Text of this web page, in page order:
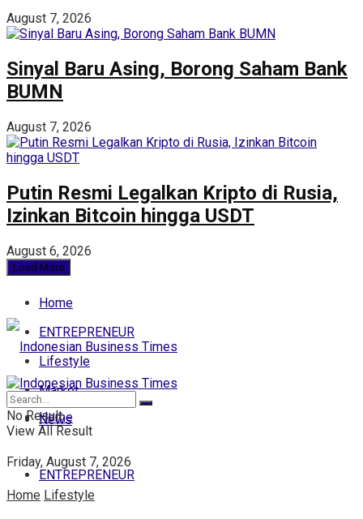
August 7, 2026
Sinyal Baru Asing, Borong Saham Bank
BUMN
August 7, 2026
Putin Resmi Legalkan Kripto di Rusia,
Izinkan Bitcoin hingga USDT
August 6, 2026
Load More
Home
ENTREPRENEUR
Lifestyle
Market
News
Friday, August 7, 2026
Home
ENTREPRENEUR
No Result
View All Result
Home Lifestyle